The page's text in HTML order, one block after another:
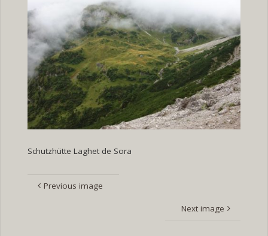
Schutzhütte Laghet de Sora
Previous image
Next image